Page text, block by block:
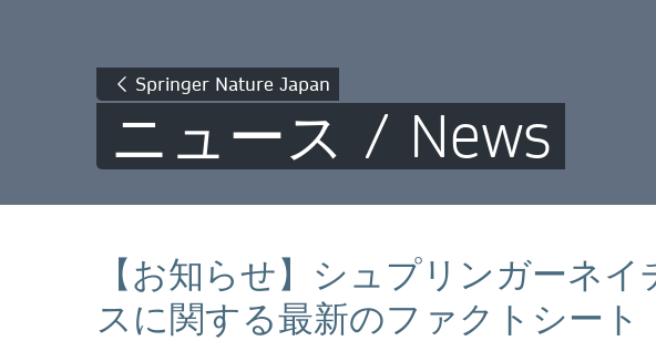
Springer Nature Japan
ニュース / News
【お知らせ】シュプリンガーネ
スに関する最新のファクトシー